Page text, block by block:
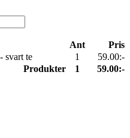
Ant
Pris
svart te
1
59.00:-
Produkter
1
59.00:-